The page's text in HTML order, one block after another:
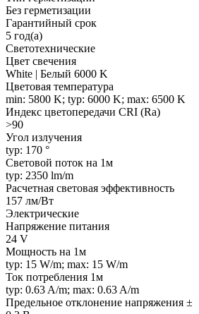
Без герметизации
Гарантийный срок
5 год(а)
Светотехнические
Цвет свечения
White | Белый 6000 K
Цветовая температура
min: 5800 K; typ: 6000 K; max: 6500 K
Индекс цветопередачи CRI (Ra)
>90
Угол излучения
typ: 170 °
Световой поток на 1м
typ: 2350 lm/m
Расчетная световая эффективность
157 лм/Вт
Электрические
Напряжение питания
24 V
Мощность на 1м
typ: 15 W/m; max: 15 W/m
Ток потребления 1м
typ: 0.63 A/m; max: 0.63 A/m
Предельное отклонение напряжения ±